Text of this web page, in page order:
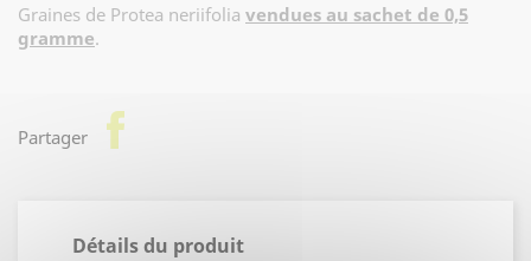
Graines de Protea neriifolia vendues au sachet de 0,5
gramme.
Partager facebook
Détails du produit